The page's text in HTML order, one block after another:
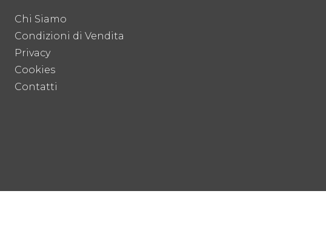
Chi Siamo
Condizioni di Vendita
Privacy
Cookies
Contatti